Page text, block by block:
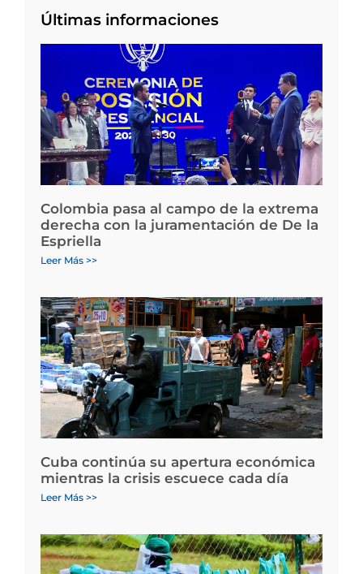
Últimas informaciones
Colombia pasa al campo de la extrema
derecha con la juramentación de De la
Espriella
Leer Más >>
Cuba continúa su apertura económica
mientras la crisis escuece cada día
Leer Más >>